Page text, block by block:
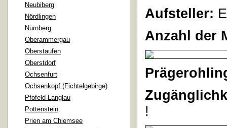
Neubiberg
Nördlingen
Nürnberg
Oberammergau
Oberstaufen
Oberstdorf
Ochsenfurt
Ochsenkopf (Fichtelgebirge)
Pfofeld-Langlau
Pottenstein
Prien am Chiemsee
Aufsteller:
Anzahl der
!